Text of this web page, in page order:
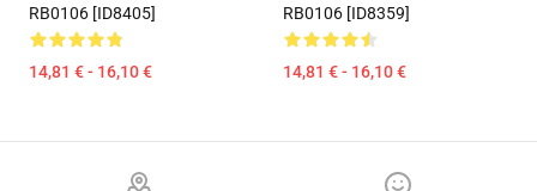
RB0106 [ID8405]
14,81 € - 16,10 €
RB0106 [ID8359]
14,81 € - 16,10 €